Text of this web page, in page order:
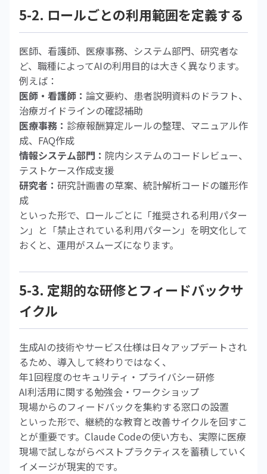
5-2. ロールごとの利用範囲を定義する
医師、看護師、医療事務、システム部門、研究者な
ど、職種によってAIの利用目的は大きく異なります。
例えば：
医師・看護師： 論文要約、患者説明資料のドラフト、
治療ガイドラインの確認補助
医療事務： 診療報酬算定ルールの整理、マニュアル作
成、FAQ作成
情報システム部門： 院内システムのコードレビュー、
テストケース作成支援
研究者： 研究計画書の草案、統計解析コードの雛形作
成
といった形で、ロールごとに「推奨される利用パター
ン」と「禁止されている利用パターン」を明文化して
おくと、運用がスムーズになります。
5-3. 定期的な研修とフィードバックサ
イクル
生成AIの技術やサービス仕様は日々アップデートされ
るため、導入して終わりではなく、
年1回程度のセキュリティ・プライバシー研修
AI利活用に関する勉強会・ワークショップ
現場からのフィードバックを集約する窓口の設置
といった形で、継続的な教育と改善サイクルを回すこ
とが重要です。Claude Codeの使い方も、実際に医療
現場で試しながらベストプラクティスを蓄積していく
イメージが現実的です。